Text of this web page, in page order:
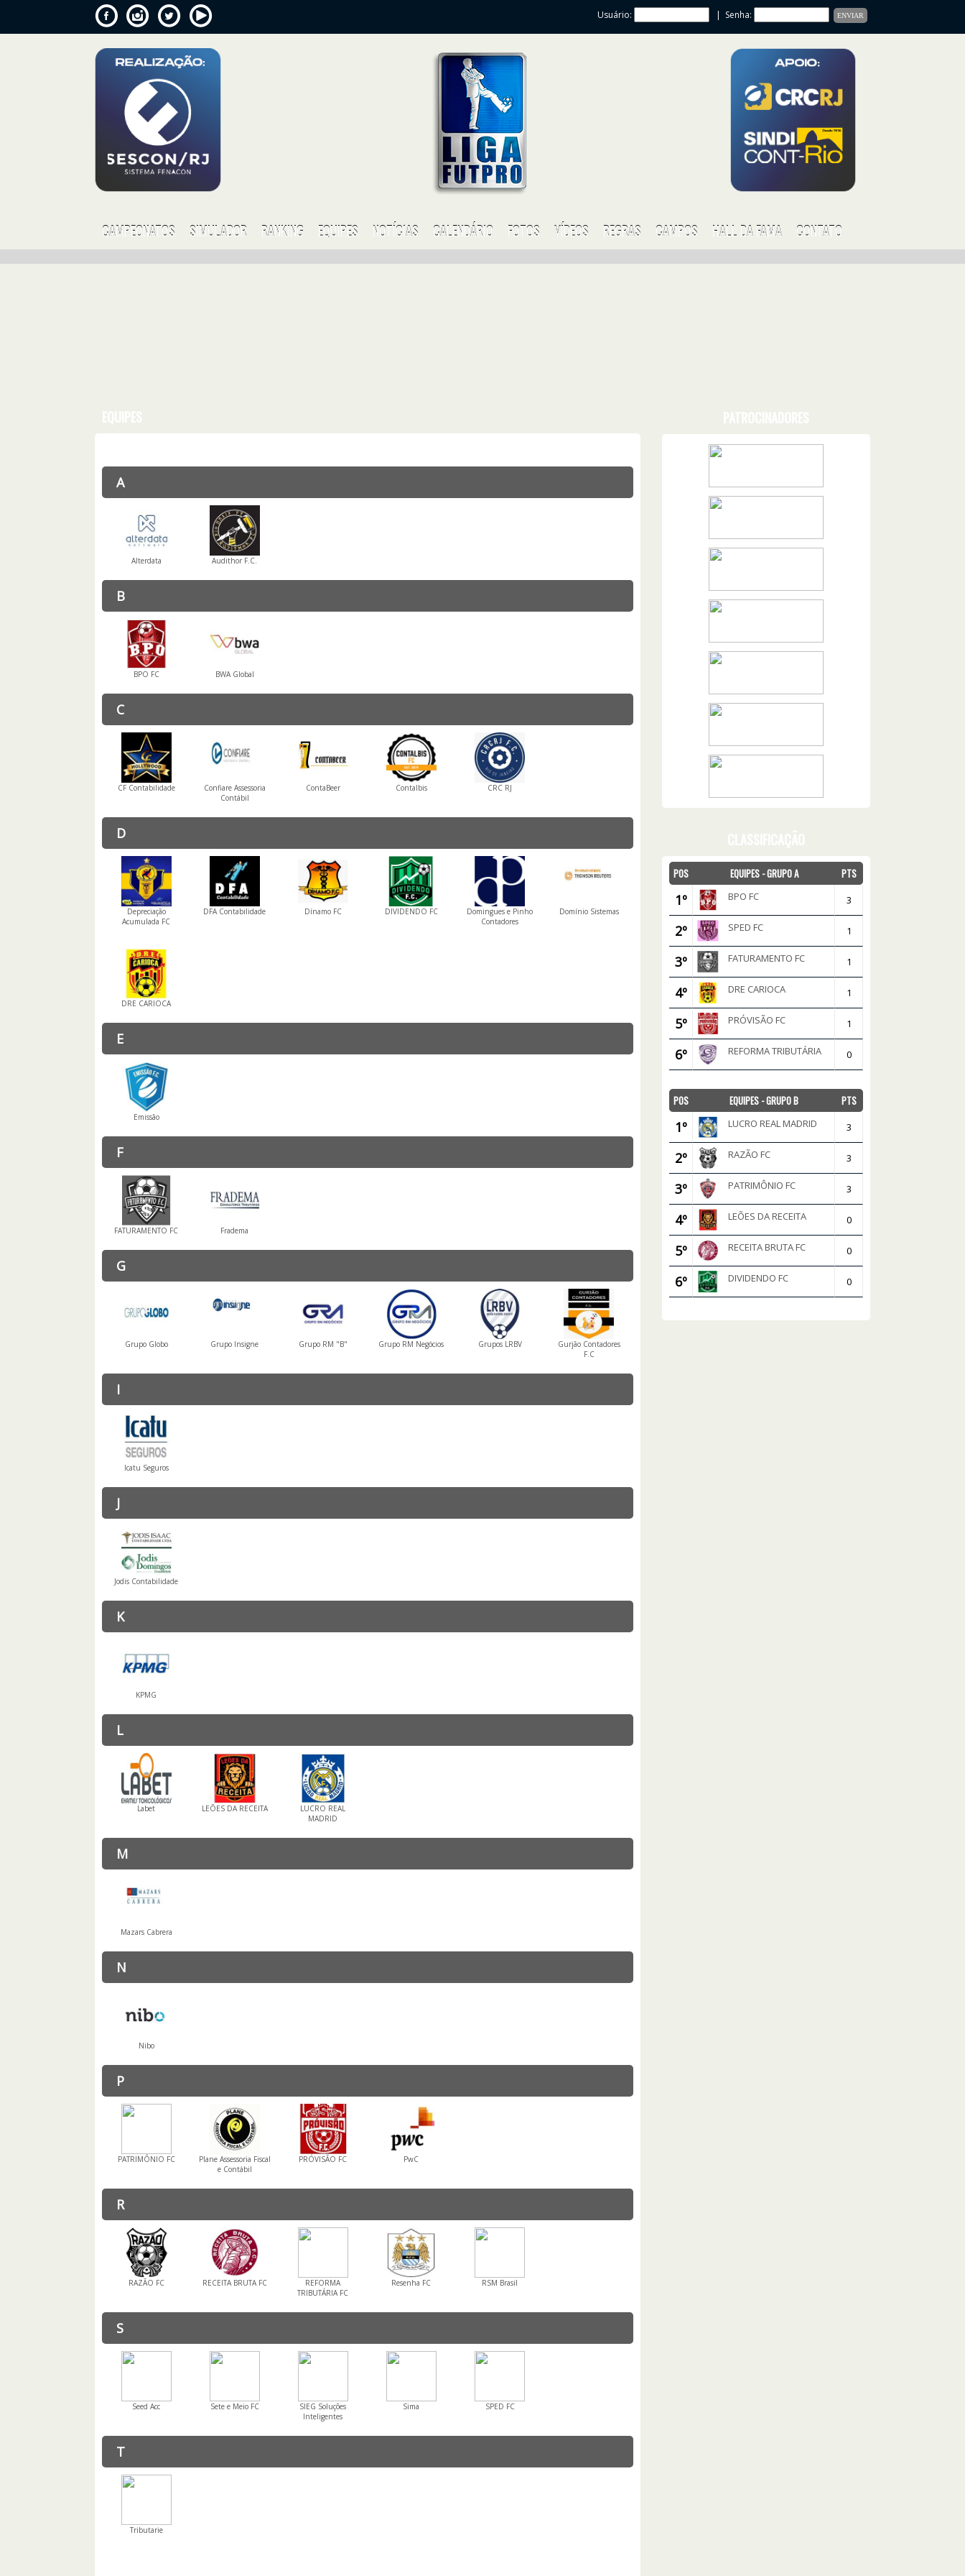
Usuário: | Senha:
CAMPEONATOS SIMULADOR RANKING EQUIPES NOTÍCIAS CALENDÁRIO FOTOS VÍDEOS REGRAS CAMPOS HALL DA FAMA CONTATO
A
Alterdata Audithor F.C.
B
BPO FC BWA Global
C
CF Contabilidade
Confiare Assessoria
Contábil
ContaBeer Contalbis CRC RJ
D
Depreciação
Acumulada FC
DFA Contabilidade Dínamo FC DIVIDENDO FC
Domingues e Pinho
Contadores
Domínio Sistemas
DRE CARIOCA
E
Emissão
F
FATURAMENTO FC Fradema
G
Grupo Globo Grupo Insigne Grupo RM "B" Grupo RM Negócios Grupos LRBV
Gurjão Contadores
F.C
I
Icatu Seguros
J
Jodis Contabilidade
K
KPMG
L
Labet LEÕES DA RECEITA
LUCRO REAL
MADRID
M
Mazars Cabrera
N
Nibo
P
PATRIMÔNIO FC
Plane Assessoria Fiscal
e Contábil
PRÓVISÃO FC PwC
R
RAZÃO FC RECEITA BRUTA FC
REFORMA
TRIBUTÁRIA FC
Resenha FC RSM Brasil
S
Seed Acc Sete e Meio FC
SIEG Soluções
Inteligentes
Sima SPED FC
T
Tributarie